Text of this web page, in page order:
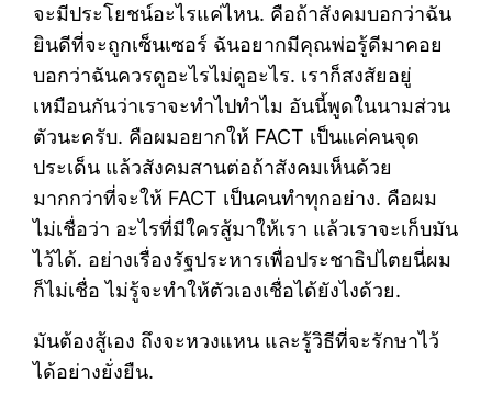
จะมีประโยชน์อะไรแค่ไหน. คือถ้าสังคมบอกว่าฉัน
ยินดีที่จะถูกเซ็นเซอร์ ฉันอยากมีคุณพ่อรู้ดีมาคอย
บอกว่าฉันควรดูอะไรไม่ดูอะไร. เราก็สงสัยอยู่
เหมือนกันว่าเราจะทำไปทำไม อันนี้พูดในนามส่วน
ตัวนะครับ. คือผมอยากให้ FACT เป็นแค่คนจุด
ประเด็น แล้วสังคมสานต่อถ้าสังคมเห็นด้วย
มากกว่าที่จะให้ FACT เป็นคนทำทุกอย่าง. คือผม
ไม่เชื่อว่า อะไรที่มีใครสู้มาให้เรา แล้วเราจะเก็บมัน
ไว้ได้. อย่างเรื่องรัฐประหารเพื่อประชาธิปไตยนี่ผม
ก็ไม่เชื่อ ไม่รู้จะทำให้ตัวเองเชื่อได้ยังไงด้วย.
มันต้องสู้เอง ถึงจะหวงแหน และรู้วิธีที่จะรักษาไว้
ได้อย่างยั่งยืน.